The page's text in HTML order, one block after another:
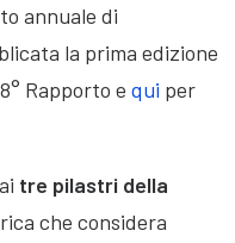
annuale di
la prima edizione
Rapporto e qui per
tre pilastri della
che considera